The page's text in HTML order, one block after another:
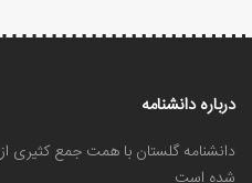
درباره دانشنامه
دانشنامه گلستان با همت جمع کثیری